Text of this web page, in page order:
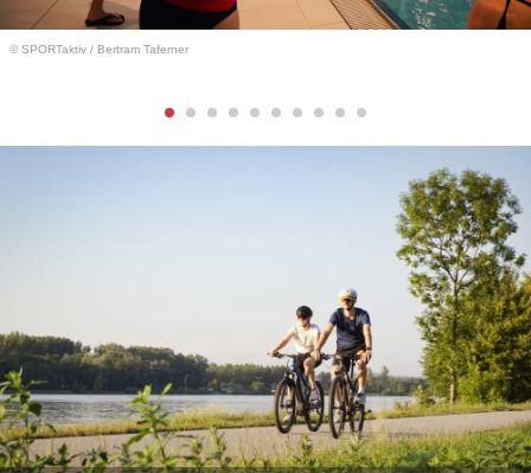
© SPORTaktiv / Bertram Taferner